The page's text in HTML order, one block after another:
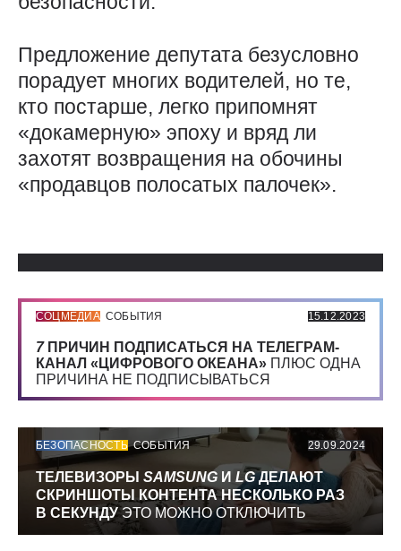
Предложение депутата безусловно
порадует многих водителей, но те,
кто постарше, легко припомнят
«докамерную» эпоху и вряд ли
захотят возвращения на обочины
«продавцов полосатых палочек».
СОЦМЕДИА СОБЫТИЯ 15.12.2023
7 ПРИЧИН ПОДПИСАТЬСЯ НА ТЕЛЕГРАМ-
КАНАЛ «ЦИФРОВОГО ОКЕАНА» ПЛЮС ОДНА
ПРИЧИНА НЕ ПОДПИСЫВАТЬСЯ
БЕЗОПАСНОСТЬ СОБЫТИЯ 29.09.2024
ТЕЛЕВИЗОРЫ SAMSUNG И LGДЕЛАЮТ
СКРИНШОТЫ КОНТЕНТА НЕСКОЛЬКО РАЗ
В СЕКУНДУЭТО МОЖНО ОТКЛЮЧИТЬ